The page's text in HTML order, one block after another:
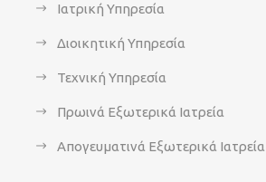
Ιατρική Υπηρεσία
Διοικητική Υπηρεσία
Τεχνική Υπηρεσία
Πρωινά Εξωτερικά Ιατρεία
Απογευματινά Εξωτερικά Ιατρεία